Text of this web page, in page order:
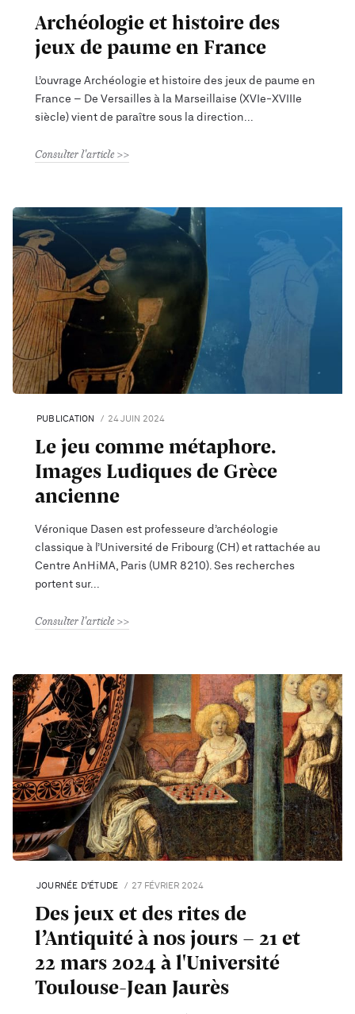
Archéologie et histoire des
jeux de paume en France
L’ouvrage Archéologie et histoire des jeux de paume en
France – De Versailles à la Marseillaise (XVIe-XVIIIe
siècle) vient de paraître sous la direction
Consulter l'article
PUBLICATION 24 JUIN 2024
Le jeu comme métaphore.
Images Ludiques de Grèce
ancienne
Véronique Dasen est professeure d’archéologie
classique à l’Université de Fribourg (CH) et rattachée au
Centre AnHiMA, Paris (UMR 8210). Ses recherches
portent sur
Consulter l'article
JOURNÉE D’ÉTUDE 27 FÉVRIER 2024
Des jeux et des rites de
l’Antiquité à nos jours - 21 et
22 mars 2024 à l'Université
Toulouse-Jean Jaurès